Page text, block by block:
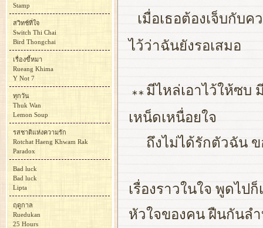
เมื่อเธอต้องเจ็บกับ
ไว้ว่าฉันยังรอเสมอ
∗∗ มีไหล่เอาไว้ให้ซบ
เหน็ดเหนื่อยใจ
ถึงไม่ได้รักตัวฉัน
เรื่องราวในใจ พูดไป
หัวใจของคน ฝืนกันลำ
Stamp
สวิทช์ที่ใจ
Switch Thi Chai
Bird Thongchai
เรื่องขี้หมา
Rueang Khima
Y Not 7
ทุกวัน
Thuk Wan
Lemon Soup
รสชาติแห่งความรัก
Rotchat Haeng Khwam Rak
Paradox
Bad luck
Bad luck
Lipta
ฤดูกาล
Ruedukan
25 Hours